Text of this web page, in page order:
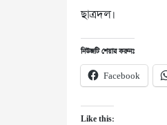
ছাত্রদল।
নিউজটি শেয়ার করুনঃ
Facebook
Like this: